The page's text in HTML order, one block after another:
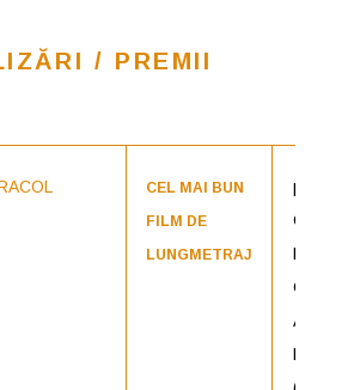
/ PREMII
CEL MAI BUN
FILM DE
LUNGMETRAJ
Oana
Bogdan
George
Apetri|